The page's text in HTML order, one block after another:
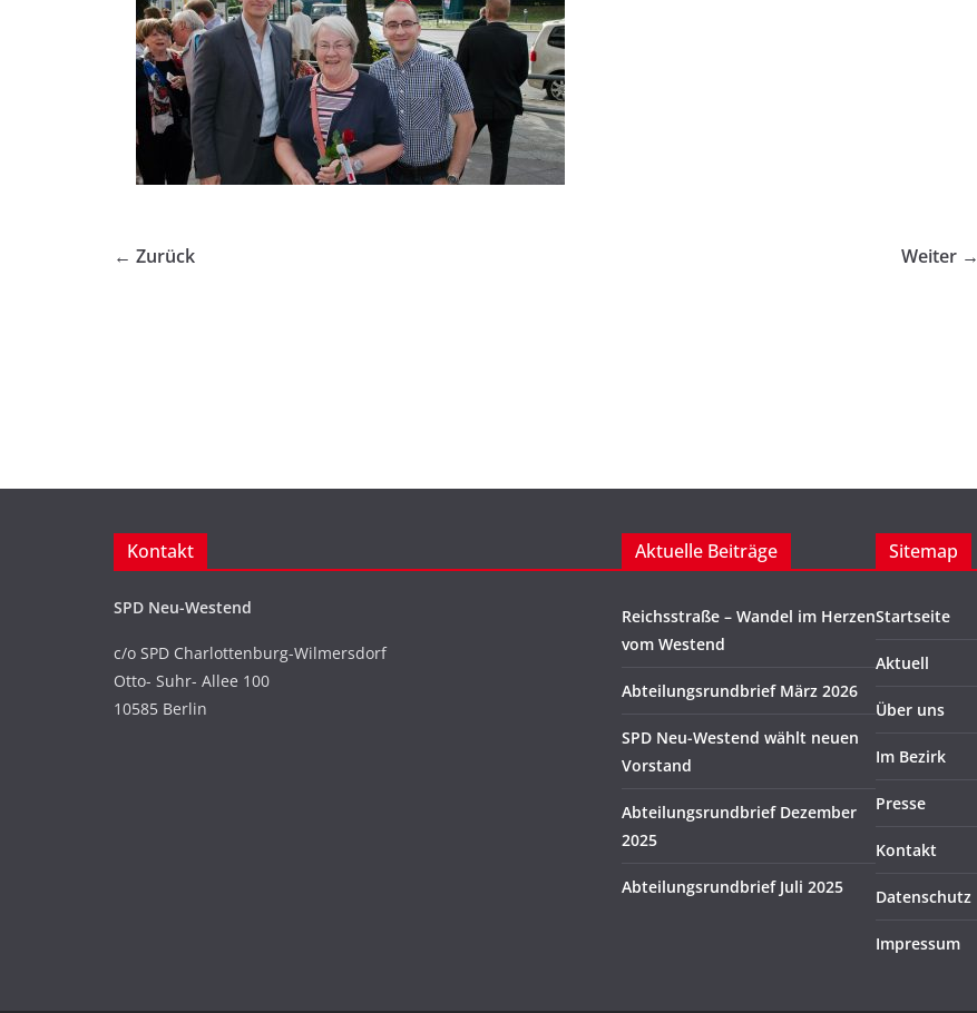
← Zurück Weiter →
Kontakt
SPD Neu-Westend
c/o SPD Charlottenburg-Wilmersdorf
Otto- Suhr- Allee 100
10585 Berlin
Aktuelle Beiträge
Reichsstraße – Wandel im Herzen
vom Westend
Abteilungsrundbrief März 2026
SPD Neu-Westend wählt neuen
Vorstand
Abteilungsrundbrief Dezember
2025
Abteilungsrundbrief Juli 2025
Sitemap
Startseite
Aktuell
Über uns
Im Bezirk
Presse
Kontakt
Datenschutz
Impressum